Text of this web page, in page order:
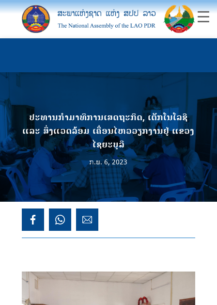
ປະທານກຳມາທິການເສດຖະກິດ, ເຕັກໂນໂລຊີ
ແລະ ສິ່ງແວດລ້ອມ ເຄື່ອນໄຫວວຽກງານຢູ່ ແຂວງ
ໄຊຍະບູລີ
ກ.ພ. 6, 2023